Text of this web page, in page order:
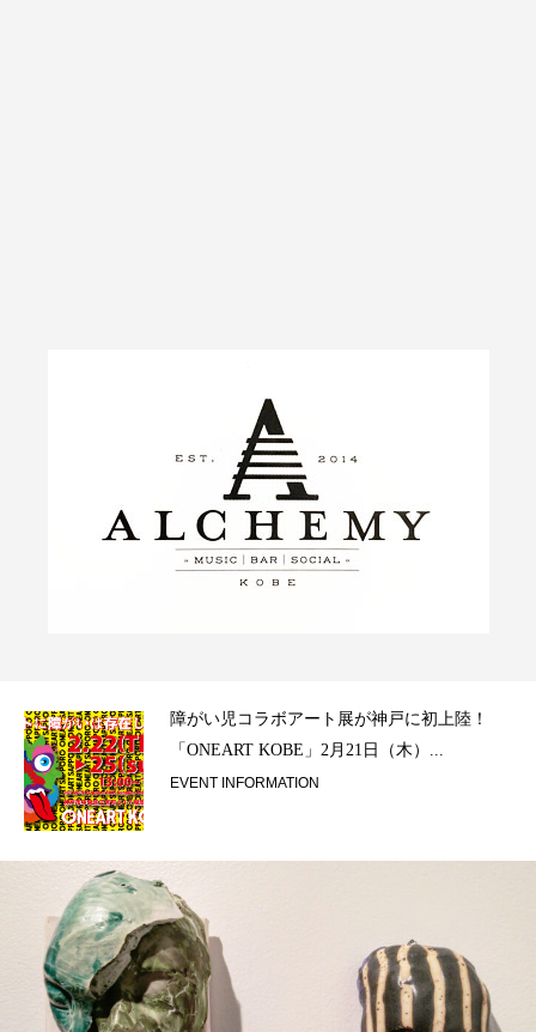
障がい児コラボアート展が神戸に初上陸！
「ONEART KOBE」2月21日（木）...
EVENT INFORMATION